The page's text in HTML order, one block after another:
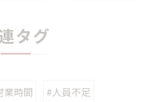
タグ
業時間 #人員不足